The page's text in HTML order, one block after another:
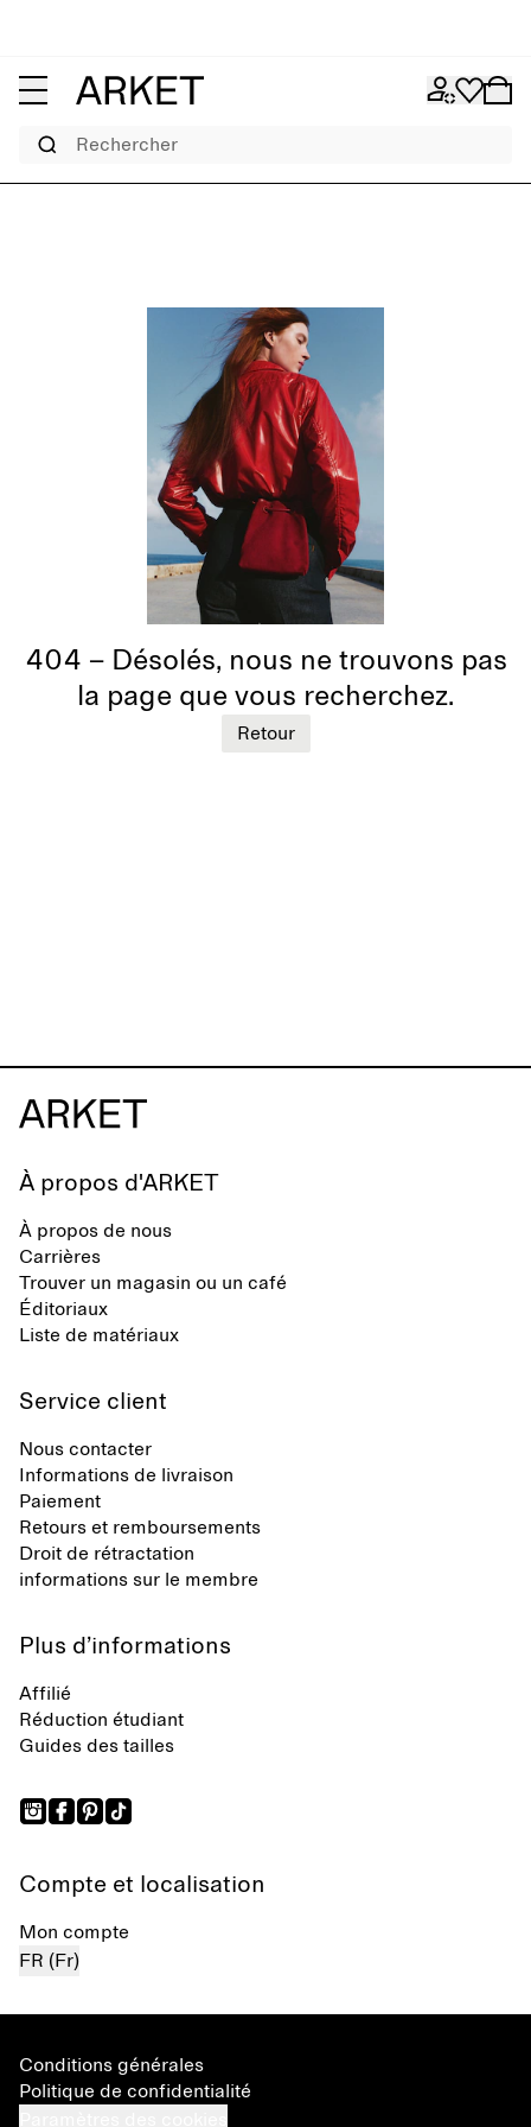
Rechercher
404 – Désolés, nous ne trouvons pas
la page que vous recherchez.
Retour
À propos d'ARKET
À propos de nous
Carrières
Trouver un magasin ou un café
Éditoriaux
Liste de matériaux
Service client
Nous contacter
Informations de livraison
Paiement
Retours et remboursements
Droit de rétractation
informations sur le membre
Plus d’informations
Affilié
Réduction étudiant
Guides des tailles
Compte et localisation
Mon compte
FR (Fr)
Conditions générales
Politique de confidentialité